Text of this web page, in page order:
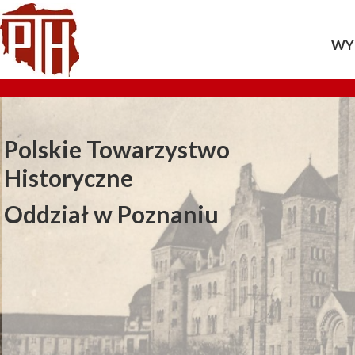
Polskie Towarzystwo
Historyczne
Oddział w Poznaniu